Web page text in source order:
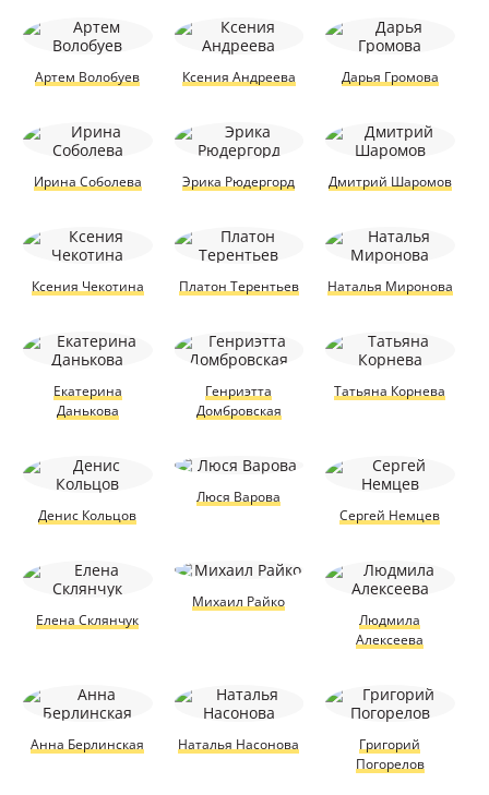
Артем Волобуев Ксения Андреева Дарья Громова
Ирина Соболева Эрика Рюдергорд Дмитрий Шаромов
Ксения Чекотина Платон Терентьев Наталья Миронова
Екатерина
Данькова
Генриэтта
Домбровская
Татьяна Корнева
Денис Кольцов
Люся Варова
Сергей Немцев
Елена Склянчук
Михаил Райко
Людмила
Алексеева
Анна Берлинская Наталья Насонова
Григорий
Погорелов